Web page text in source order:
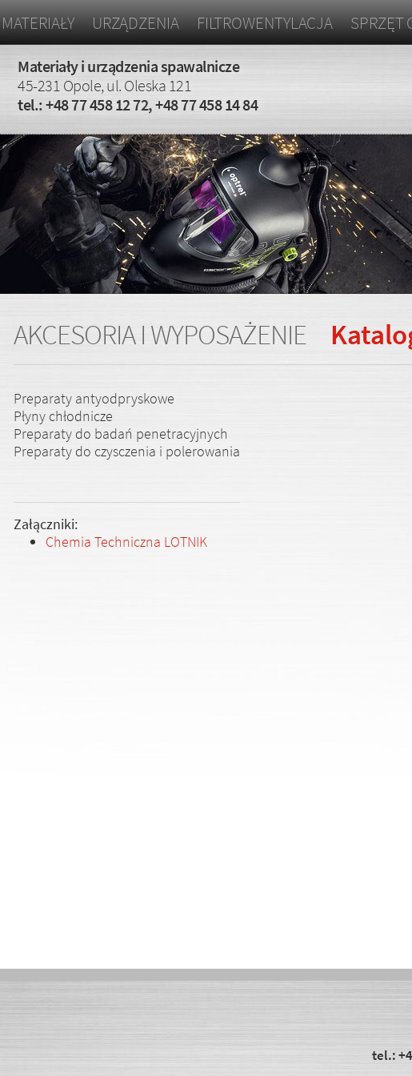
MATERIAŁY URZĄDZENIA FILTROWENTYLACJA SPRZĘT
Materiały i urządzenia spawalnicze
45-231 Opole, ul. Oleska 121
tel.:+48 77 458 12 72,+48 77 458 14 84
AKCESORIA I WYPOSAŻENIE
Preparaty antyodpryskowe
Płyny chłodnicze
Preparaty do badań penetracyjnych
Preparaty do czysczenia i polerowania
Załączniki:
Chemia Techniczna LOTNIK
tel.: